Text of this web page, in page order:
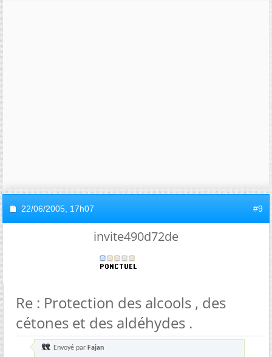
22/06/2005, 17h07 #9
invite490d72de
Re : Protection des alcools , des
cétones et des aldéhydes .
Envoyé par Fajan